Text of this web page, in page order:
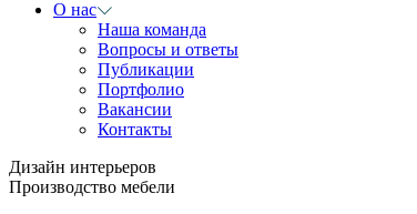
О нас
Наша команда
Вопросы и ответы
Публикации
Портфолио
Вакансии
Контакты
Дизайн интерьеров
Производство мебели